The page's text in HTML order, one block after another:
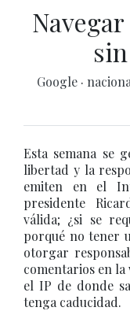
Google ·
Esta semana se
libertad y la
emiten en el
presidente
válida; ¿si se
porqué no tener
otorgar
comentarios en
el IP de donde
tenga caducidad.